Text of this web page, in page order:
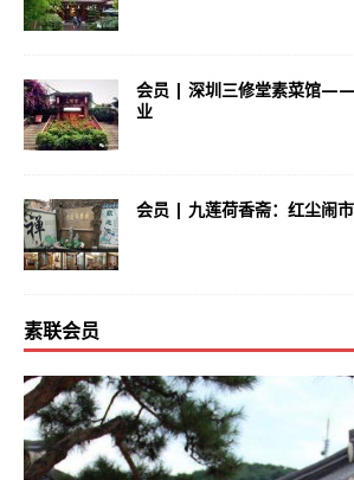
会员 | 深圳三修堂素菜馆——
业
会员 | 九莲荷香斋：红尘闹
素联会员